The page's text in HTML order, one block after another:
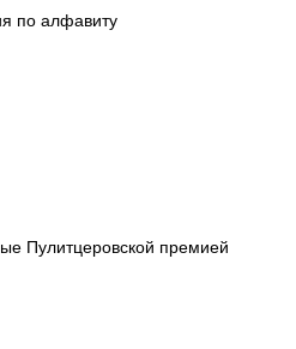
по алфавиту
Пулитцеровской премией